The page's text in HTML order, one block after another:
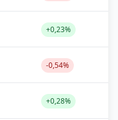
+0,23%
-0,54%
+0,28%